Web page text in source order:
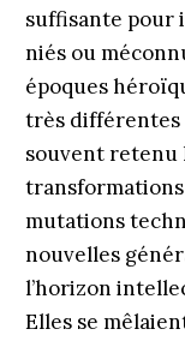
suffisante pour
niés ou
époques
très différentes
souvent retenu
mutations
nouvelles
l’horizon
Elles se